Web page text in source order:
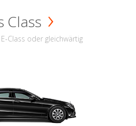
Class
Class oder gleichwärtig